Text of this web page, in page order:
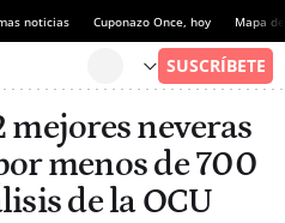
noticias Cuponazo Once, hoy Mapa
mejores neveras
menos de 700
de la OCU